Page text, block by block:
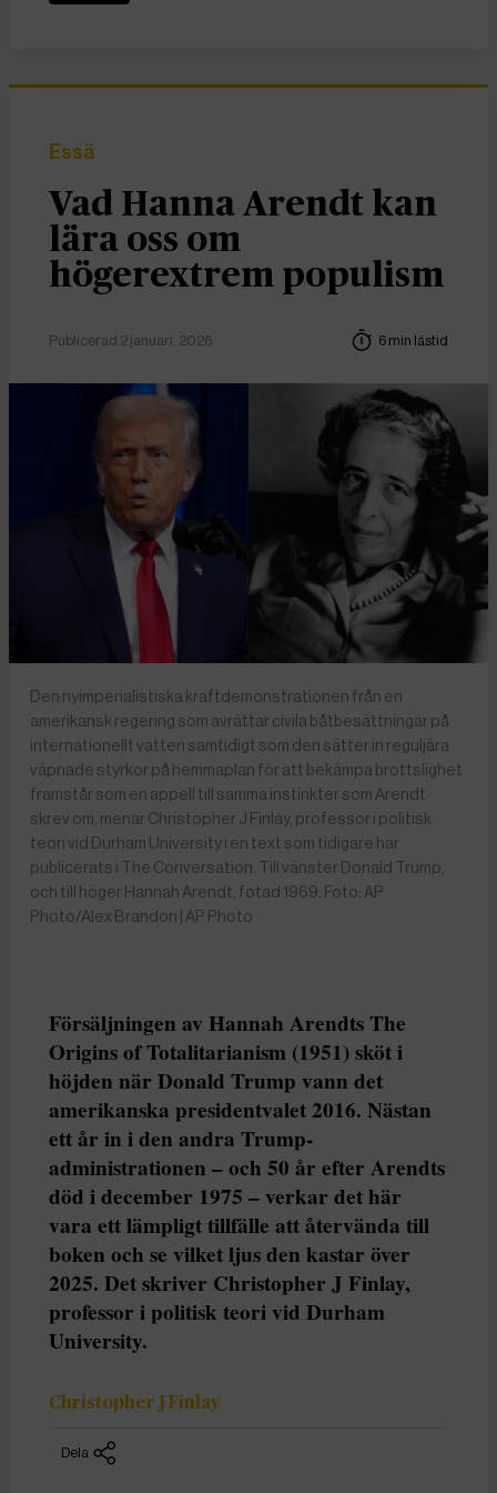
Essä
Vad Hanna Arendt kan
lära oss om
högerextrem populism
Publicerad 2 januari, 2026 6 min lästid
Den nyimperialistiska kraftdemonstrationen från en
amerikansk regering som avrättar civila båtbesättningar på
internationellt vatten samtidigt som den sätter in reguljära
väpnade styrkor på hemmaplan för att bekämpa brottslighet
framstår som en appell till samma instinkter som Arendt
skrev om, menar Christopher J Finlay, professor i politisk
teori vid Durham University i en text som tidigare har
publicerats i The Conversation. Till vänster Donald Trump,
och till höger Hannah Arendt, fotad 1969. Foto: AP
Photo/Alex Brandon | AP Photo
Försäljningen av Hannah Arendts The
Origins of Totalitarianism (1951) sköt i
höjden när Donald Trump vann det
amerikanska presidentvalet 2016. Nästan
ett år in i den andra Trump-
administrationen – och 50 år efter Arendts
död i december 1975 – verkar det här
vara ett lämpligt tillfälle att återvända till
boken och se vilket ljus den kastar över
2025. Det skriver Christopher J Finlay,
professor i politisk teori vid Durham
University.
Christopher J Finlay
Dela